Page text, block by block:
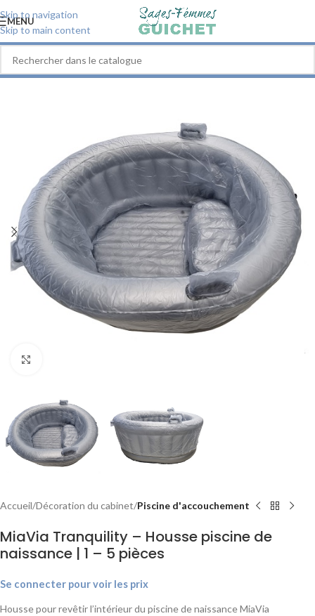
Skip to navigation
Skip to main content
MENU
Accueil Décoration du cabinet Piscine d'accouchement
MiaVia Tranquility – Housse piscine de
naissance | 1 – 5 pièces
Se connecter pour voir les prix
Housse pour revêtir l’intérieur du piscine de naissance MiaVia